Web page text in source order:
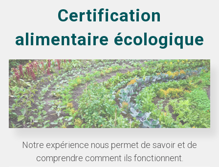
Certification
alimentaire écologique
Notre expérience nous permet de savoir et de
comprendre comment ils fonctionnent.